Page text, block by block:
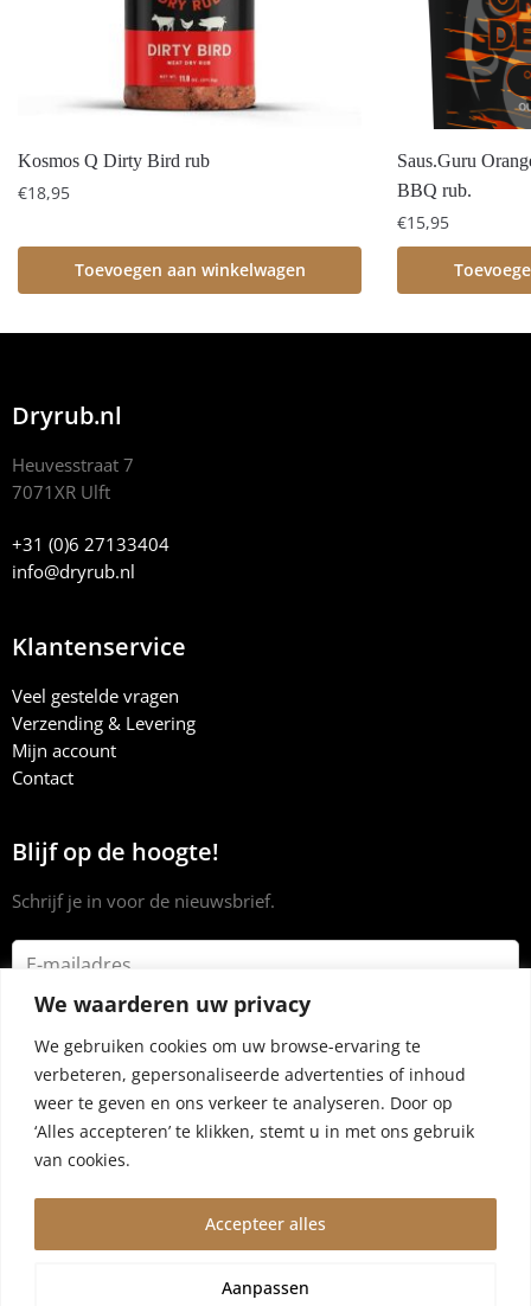
We waarderen uw privacy
We gebruiken cookies om uw browse-ervaring te
verbeteren, gepersonaliseerde advertenties of inhoud
weer te geven en ons verkeer te analyseren. Door op
‘Alles accepteren’ te klikken, stemt u in met ons gebruik
van cookies.
Aanpassen
Accepteer alles
Kosmos Q Dirty Bird rub
€18,95
Toevoegen aan winkelwagen
Saus.Guru
BBQ rub.
€15,95
Dryrub.nl
Heuvesstraat 7
7071XR Ulft
+31 (0)6 27133404
info@dryrub.nl
Klantenservice
Veel gestelde vragen
Verzending & Levering
Mijn account
Contact
Blijf op de hoogte!
Schrijf je in voor de nieuwsbrief.
© 2024 Dryrub.nl |